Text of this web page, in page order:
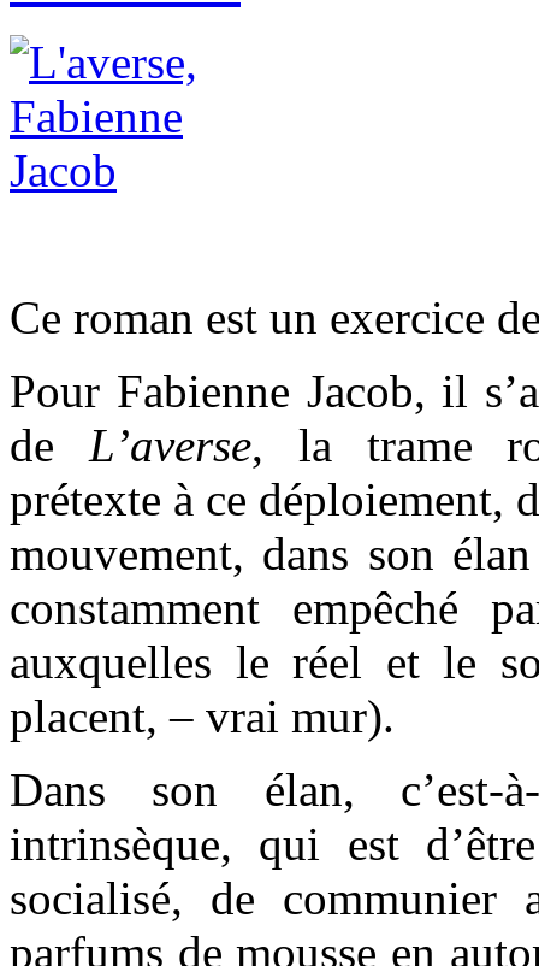
Ce roman est un exercice
Pour Fabienne Jacob, il
de L’averse, la trame
prétexte à ce déploiement,
mouvement, dans son
constamment empêché
auxquelles le réel et le
placent, – vrai mur).
Dans son élan, c’est-
intrinsèque, qui est
socialisé, de communier
parfums de mousse en